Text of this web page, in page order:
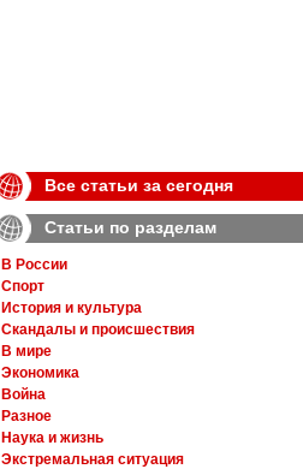
Все статьи за сегодня
Статьи по разделам
В России
Спорт
История и культура
Скандалы и происшествия
В мире
Экономика
Война
Разное
Наука и жизнь
Экстремальная ситуация